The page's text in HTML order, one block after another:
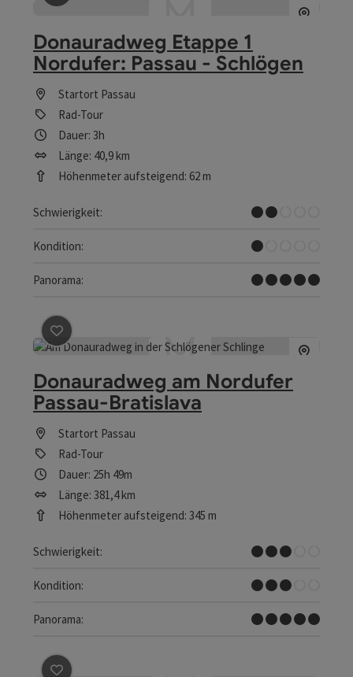
Beitrag merken : Donauradweg Etappe 1 Nordufer:
Donauradweg Etappe 1
Nordufer: Passau - Schlögen
Startort Passau
Rad-Tour
Dauer: 3h
Länge: 40,9 km
Höhenmeter aufsteigend: 62 m
Schwierigkeit:
Leicht
Kondition:
Sehr leicht
Panorama:
Traumtour
Beitrag merken: Donauradweg am Nordufer Passau-
Donauradweg am Nordufer
Passau-Bratislava
Startort Passau
Rad-Tour
Dauer: 25h 49m
Länge: 381,4 km
Höhenmeter aufsteigend: 345 m
Schwierigkeit:
Mittel
Kondition:
Mittel
Panorama:
Traumtour